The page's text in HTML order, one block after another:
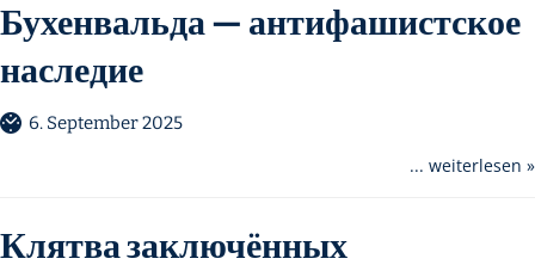
Бухенвальда — антифашистское
наследие
6. September 2025
... weiterlesen »
Клятва заключённых